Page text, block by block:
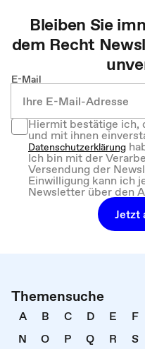
Bleiben Sie
dem Recht
E-Mail
Hiermit bestätige ich,
und mit ihnen
Datenschutzerklärung
Ich bin mit der
Versendung der
Einwilligung kann ich
Newsletter über den
Jetzt
Themensuche
A B C D E F
N
O P Q R S